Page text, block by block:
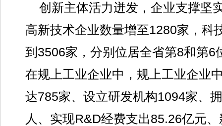
创新主体活力迸发，企业支撑坚
高新技术企业数量增至1280家，科
到3506家，分别位居全省第8和第6
在规上工业企业中，规上工业企业
达785家、设立研发机构1094家、
人、实现R&D经费支出85.26亿元